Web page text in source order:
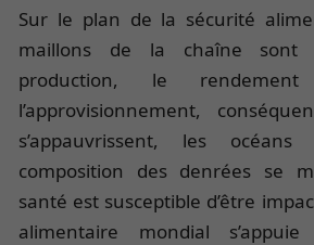
Sur le plan de la sécurité
maillons de la chaîne sont
production, le
l’approvisionnement,
s’appauvrissent, les océans
composition des denrées se
santé est susceptible d’être
alimentaire mondial